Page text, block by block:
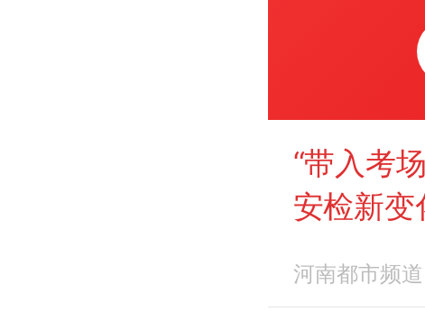
“带入考
安检新变
河南都市频道